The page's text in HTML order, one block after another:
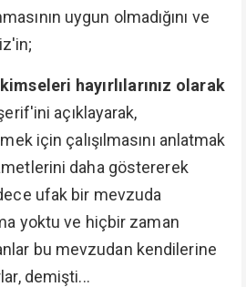
uygun olmadığını ve
hayırlılarınız olarak
açıklayarak,
için çalışılmasını anlatmak
daha göstererek
ufak bir mevzuda
yoktu ve hiçbir zaman
bu mevzudan kendilerine
demişti...